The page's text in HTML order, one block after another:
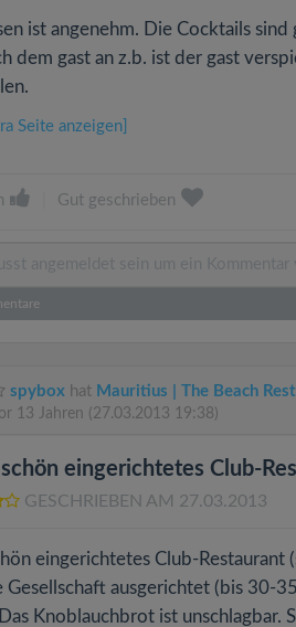
ist angenehm. Die Cocktails
dem gast an z.b. ist der gast
Seite anzeigen]
Gut geschrieben
spybox hat Mauritius | The Beach
13 Jahren (27.03.2013 19:38)
eingerichtetes Club-
GESCHRIEBEN AM 27.03.2013
eingerichtetes Club-
Gesellschaft ausgerichtet (bis 30-
Das Knoblauchbrot ist